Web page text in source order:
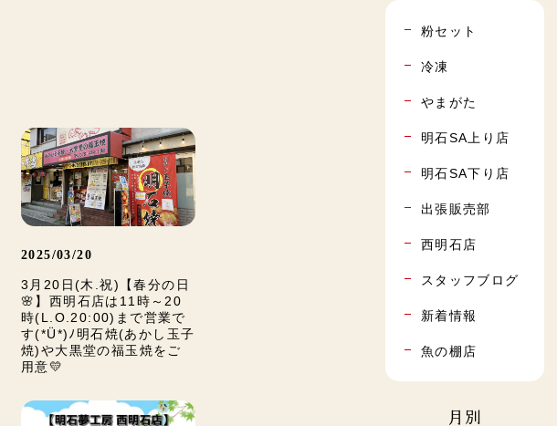
2025/03/20
3月20日(木.祝)【春分の日
🌸】西明石店は11時～20
時(L.O.20:00)まで営業で
す(*Ü*)ﾉ明石焼(あかし玉子
焼)や大黒堂の福玉焼をご
用意💛
粉セット
冷凍
やまがた
明石SA上り店
明石SA下り店
出張販売部
西明石店
スタッフブログ
新着情報
魚の棚店
月別